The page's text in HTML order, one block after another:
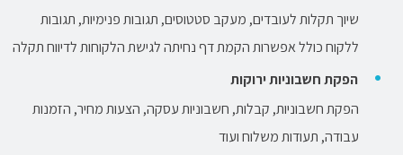
שיוך תקלות לעובדים, מעקב סטטוסים, תגובות פנימיות, תגובות
ללקוח כולל אפשרות הקמת דף נחיתה לגישת הלקוחות לדיווח תקלה
הפקת חשבוניות ירוקות
הפקת חשבוניות, קבלות, חשבוניות עסקה, הצעות מחיר, הזמנות
עבודה, תעודות משלוח ועוד